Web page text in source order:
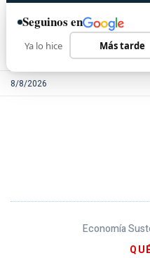
8/8/2026
Economía
Seguinos en
Ya lo hice Más tarde